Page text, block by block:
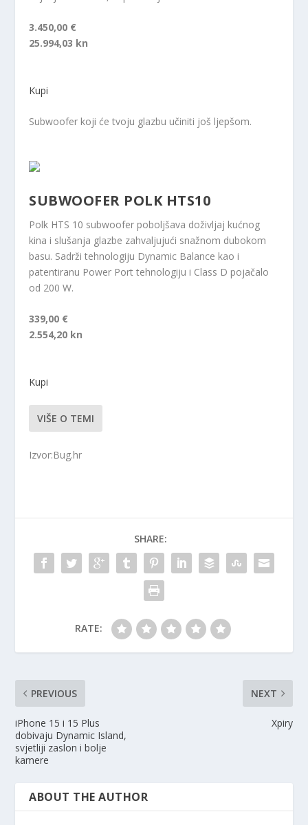
3.450,00 €
25.994,03 kn
Kupi
Subwoofer koji će tvoju glazbu učiniti još ljepšom.
SUBWOOFER POLK HTS10
Polk HTS 10 subwoofer poboljšava doživljaj kućnog
kina i slušanja glazbe zahvaljujući snažnom dubokom
basu. Sadrži tehnologiju Dynamic Balance kao i
patentiranu Power Port tehnologiju i Class D pojačalo
od 200 W.
339,00 €
2.554,20 kn
Kupi
VIŠE O TEMI
Izvor:Bug.hr
SHARE:
RATE:
PREVIOUS
iPhone 15 i 15 Plus
dobivaju Dynamic Island,
svjetliji zaslon i bolje
kamere
NEXT
Xpiry
ABOUT THE AUTHOR